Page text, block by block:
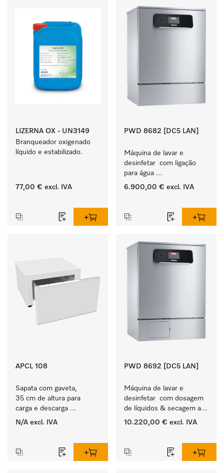
LIZERNA OX - UN3149
Branqueador oxigenado
líquido e estabilizado.
77,00 € excl. IVA
PWD 8682 [DC5 LAN]
Máquina de lavar e
desinfetar  com ligação
para água
desmineralizada, dosagem
6.900,00 € excl. IVA
APCL 108
Sapata com gaveta,
35 cm de altura para
carga e descarga
ergonómica da máquina
N/A excl. IVA
PWD 8692 [DC5 LAN]
Máquina de lavar e
desinfetar  com dosagem
de líquidos & secagem ar
quente DryPlus.
10.220,00 € excl. IVA